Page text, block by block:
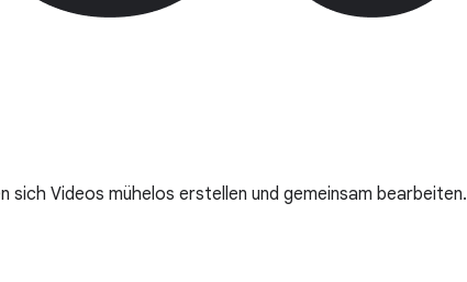
Videos mühelos erstellen und gemeinsam bearbeiten.